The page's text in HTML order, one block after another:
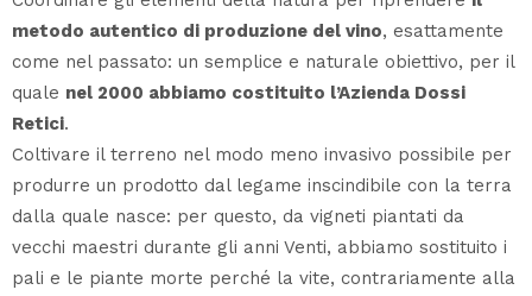
metodo autentico di produzione del vino, esattamente
come nel passato: un semplice e naturale obiettivo, per il
quale nel 2000 abbiamo costituito l’Azienda Dossi
Retici.
Coltivare il terreno nel modo meno invasivo possibile per
produrre un prodotto dal legame inscindibile con la terra
dalla quale nasce: per questo, da vigneti piantati da
vecchi maestri durante gli anni Venti, abbiamo sostituito i
pali e le piante morte perché la vite, contrariamente alla